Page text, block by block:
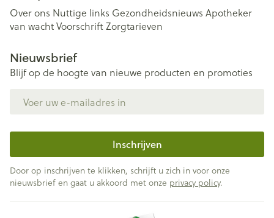
Over ons Nuttige links Gezondheidsnieuws Apotheker
van wachtVoorschriftZorgtarieven
Nieuwsbrief
Blijf op de hoogte van nieuwe producten en promoties
Inschrijven
Door op inschrijven te klikken, schrijft u zich in voor onze
nieuwsbrief en gaat u akkoord met onze privacy policy.